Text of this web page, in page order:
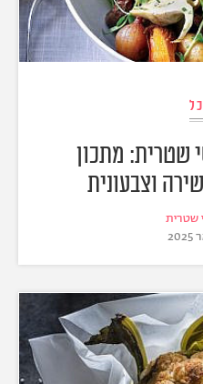
שטרית: מתכון
וצבעונית
שטרית